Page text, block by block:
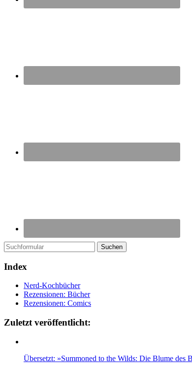
Suchen
Index
Nerd-Kochbücher
Rezensionen: Bücher
Rezensionen: Comics
Zuletzt veröffentlicht:
Übersetzt: »Summoned to the Wilds: Die Blume des